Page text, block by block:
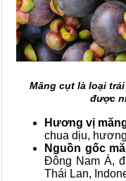
Măng cụt là loại
được
Hương vị
chua dịu,
Nguồn gốc
Đông Nam Á,
Thái Lan,